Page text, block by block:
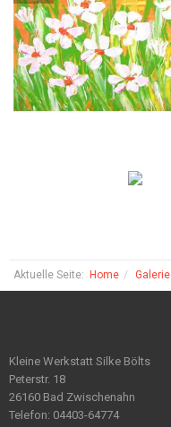
Aktuelle Seite: Home Galerie
Kleine Werkstatt Silke Bölts
Peterstr. 18
26160 Bad Zwischenahn
Telefon: 04403-64774